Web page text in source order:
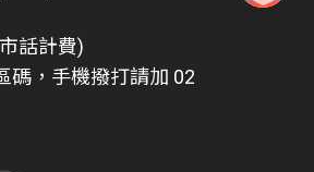
話計費)
碼，手機撥打請加 02